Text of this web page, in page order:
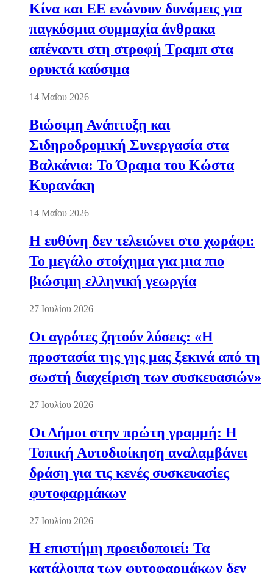
Κίνα και ΕΕ ενώνουν δυνάμεις για
παγκόσμια συμμαχία άνθρακα
απέναντι στη στροφή Τραμπ στα
ορυκτά καύσιμα
14 Μαΐου 2026
Βιώσιμη Ανάπτυξη και
Σιδηροδρομική Συνεργασία στα
Βαλκάνια: Το Όραμα του Κώστα
Κυρανάκη
14 Μαΐου 2026
Η ευθύνη δεν τελειώνει στο χωράφι:
Το μεγάλο στοίχημα για μια πιο
βιώσιμη ελληνική γεωργία
27 Ιουλίου 2026
Οι αγρότες ζητούν λύσεις: «Η
προστασία της γης μας ξεκινά από τη
σωστή διαχείριση των συσκευασιών»
27 Ιουλίου 2026
Οι Δήμοι στην πρώτη γραμμή: Η
Τοπική Αυτοδιοίκηση αναλαμβάνει
δράση για τις κενές συσκευασίες
φυτοφαρμάκων
27 Ιουλίου 2026
Η επιστήμη προειδοποιεί: Τα
κατάλοιπα των φυτοφαρμάκων δεν